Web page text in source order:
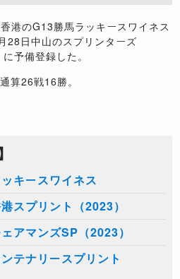
港のG13勝馬ラッキースワイネス
28日中山のスプリンターズ
予備登録した。
算26戦16勝。
キースワイネス
スプリント（2023）
アマンズSP（2023）
テナリースプリント